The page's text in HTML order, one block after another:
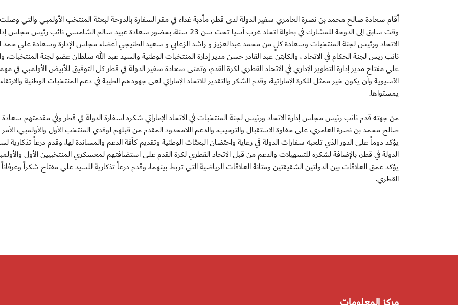
أقام سعادة صالح محمد بن نصرة العامري سفير الدولة لدى قطر، مأدبة غداء في مقر السفارة بالدوحة لبعثة المنتخب الأولمبي والتي
وقت سابق إلى الدوحة للمشارك في بطولة اتحاد غرب آسيا تحت سن 23 سنة، بحضور سعادة عبيد سالم الشامسي نائب رئيس مجلس
الاتحاد ورئيس لجنة المنتخبات وسعادة كلٍ من محمد عبدالعزيز و راشد الزعابي و سعيد الطنيجي أعضاء مجلس الإدارة وسعادة علي حمد
نائب ريس لجنة الحكام في الاتحاد ، والكابتن عبد القادر حسن مدير إدارة المنتخبات الوطنية والسيد عبد الله سلطان عضو لجنة المنتخبات،
علي مفتاح مدير إدارة التطوير الإداري في الاتحاد القطري لكرة القدم، وتمنى سعادة سفير الدولة في قطر كل التوفيق للأبيض الأولمبي في
الآسيوية وأن يكون خير ممثل للكرة الإماراتية، وقدم الشكر والتقدير للاتحاد الإماراتي لعى جهودهم الطيبة في دعم المنتخبات الوطنية والارتقاء
يمستواها.
من جهته قدم نائب رئيس مجلس إدارة الاتحاد ورئيس لجنة المنتخبات في الاتحاد الإماراتي شكره لسفارة الدولة في قطر وفي مقدمتهم سعادة
صالح محمد بن نصرة العامري، على حفاوة الاستقبال والترحيب، والدعم اللامحدود المقدم من قبلهم لوفدي المنتخب الأول والأولمبي،
يؤكد دوماً على الدور الذي تلعبه سفارات الدولة في رعاية واحتضان البعثات الوطنية وتقديم كآفة الدعم والمساندة لها، وقدم درعاً تذكارية
الدولة في قطر، بالإضافة لشكره للتسهيلات والدعم من قبل الاتحاد القطري لكرة القدم على استضافتهم لمعسكري المنتخبيين الأول
يؤكد عمق العلاقات بين الدولتين الشقيقتين ومتانة العلاقات الرياضية التي تربط بينهما، وقدم درعاً تذكارية للسيد علي مفتاح شكراً وعرفاناً
القطري.